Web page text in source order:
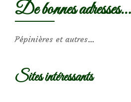
De bonnes adresses…
Pépinières et autres…
Sites intéressants